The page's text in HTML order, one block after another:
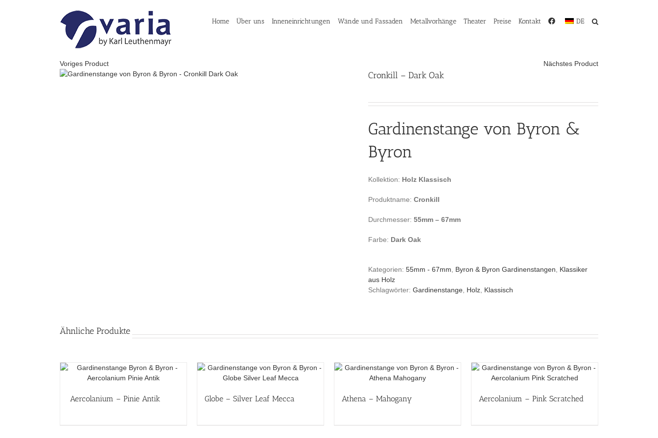
Home Über uns Inneneinrichtungen Wände und Fassaden Metallvorhänge Theater Preise Kontakt DE
Voriges Product Nächstes Product
Cronkill – Dark Oak
Gardinenstange von Byron &
Byron
Kollektion: Holz Klassisch
Produktname: Cronkill
Durchmesser: 55mm – 67mm
Farbe: Dark Oak
Kategorien: 55mm - 67mm Byron & Byron Gardinenstangen
Klassiker
aus Holz
Schlagwörter: Gardinenstange Holz Klassisch
Ähnliche Produkte
Aercolanium – Pinie Antik Globe – Silver Leaf Mecca Athena – Mahogany Aercolanium – Pink Scratched